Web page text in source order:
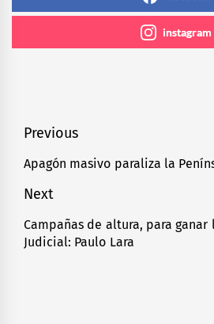
instagram
Navegación
de
entradas
Previous
Previous
Apagón masivo paraliza la
Next
Next
post:
Campañas de altura, para ganar
Judicial: Paulo Lara